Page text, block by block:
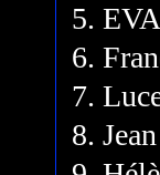
5.
6.
7.
8.